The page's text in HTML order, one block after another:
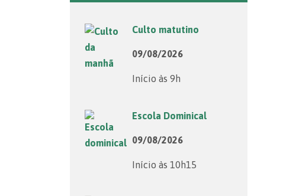
Culto matutino
09/08/2026
Início às 9h
Escola Dominical
09/08/2026
Início às 10h15